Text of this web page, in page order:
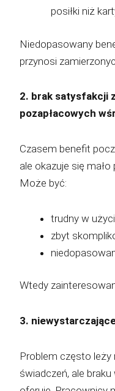
posiłki niż
Niedopasowany
przynosi
2. brak satysfakcji
pozapłacowych
Czasem benefit
ale okazuje się mało
Może być:
trudny w
zbyt
Wtedy
3.
Problem często leży
świadczeń, ale